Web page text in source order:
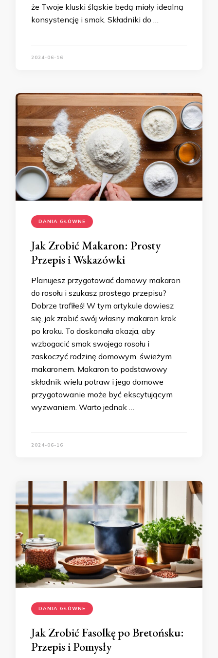
że Twoje kluski śląskie będą miały idealną
konsystencję i smak. Składniki do …
2024-06-16
DANIA GŁÓWNE
Jak Zrobić Makaron: Prosty
Przepis i Wskazówki
Planujesz przygotować domowy makaron
do rosołu i szukasz prostego przepisu?
Dobrze trafiłeś! W tym artykule dowiesz
się, jak zrobić swój własny makaron krok
po kroku. To doskonała okazja, aby
wzbogacić smak swojego rosołu i
zaskoczyć rodzinę domowym, świeżym
makaronem. Makaron to podstawowy
składnik wielu potraw i jego domowe
przygotowanie może być ekscytującym
wyzwaniem. Warto jednak …
2024-06-16
DANIA GŁÓWNE
Jak Zrobić Fasolkę po Bretońsku:
Przepis i Pomysły